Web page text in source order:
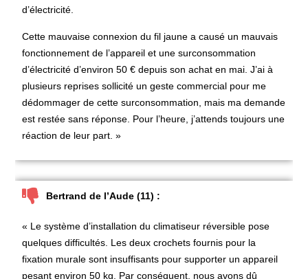
d’électricité.
Cette mauvaise connexion du fil jaune a causé un mauvais
fonctionnement de l’appareil et une surconsommation
d’électricité d’environ 50 € depuis son achat en mai. J’ai à
plusieurs reprises sollicité un geste commercial pour me
dédommager de cette surconsommation, mais ma demande
est restée sans réponse. Pour l’heure, j’attends toujours une
réaction de leur part. »
Bertrand de l’Aude (11) :
« Le système d’installation du climatiseur réversible pose
quelques difficultés. Les deux crochets fournis pour la
fixation murale sont insuffisants pour supporter un appareil
pesant environ 50 kg. Par conséquent, nous avons dû